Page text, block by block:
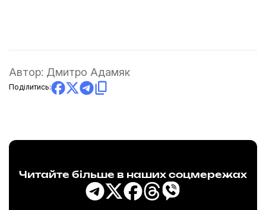
Автор: Дмитро Адамяк
Поділитись:
Читайте більше в наших соцмережах